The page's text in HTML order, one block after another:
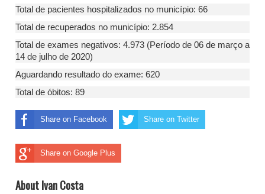
Total de pacientes hospitalizados no município: 66
Total de recuperados no município: 2.854
Total de exames negativos: 4.973 (Período de 06 de março a
14 de julho de 2020)
Aguardando resultado do exame: 620
Total de óbitos: 89
Share on Facebook Share on Twitter
Share on Google Plus
About Ivan Costa